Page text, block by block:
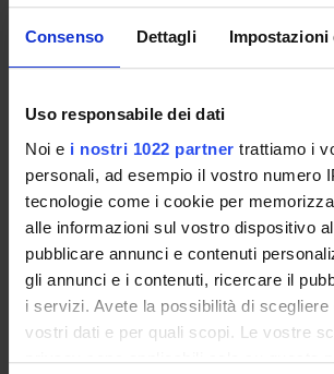
Consenso Dettagli Impostazioni
Uso responsabile dei dati
Noi e i nostri 1022 partner trattiamo i
personali, ad esempio il vostro numero
tecnologie come i cookie per
alle informazioni sul vostro dispositivo
pubblicare annunci e contenuti
gli annunci e i contenuti, ricercare il
i servizi. Avete la possibilità di
vostri dati e per quali scopi. Le vostre
privacy sono applicabili solo su questa
PHD PROGRAMMES AND
TRAINING
Contacts
People
Places
Calendar